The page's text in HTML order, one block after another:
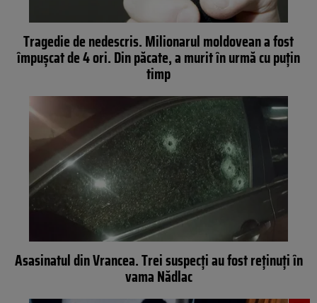
Tragedie de nedescris. Milionarul moldovean a fost
împușcat de 4 ori. Din păcate, a murit în urmă cu puțin
timp
Asasinatul din Vrancea. Trei suspecți au fost reținuți în
vama Nădlac